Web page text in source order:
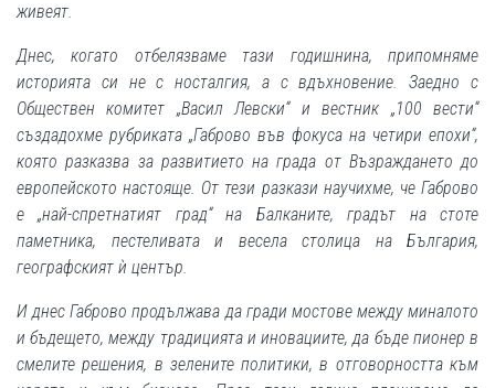
живеят.
Днес, когато отбелязваме тази годишнина, припомняме
историята си не с носталгия, а с вдъхновение. Заедно с
Обществен комитет „Васил Левски“ и вестник „100 вести“
създадохме рубриката „Габрово във фокуса на четири епохи“,
която разказва за развитието на града от Възраждането до
европейското настояще. От тези разкази научихме, че Габрово
е „най-спретнатият град“ на Балканите, градът на стоте
паметника, пестеливата и весела столица на България,
географският ѝ център.
И днес Габрово продължава да гради мостове между миналото
и бъдещето, между традицията и иновациите, да бъде пионер в
смелите решения, в зелените политики, в отговорността към